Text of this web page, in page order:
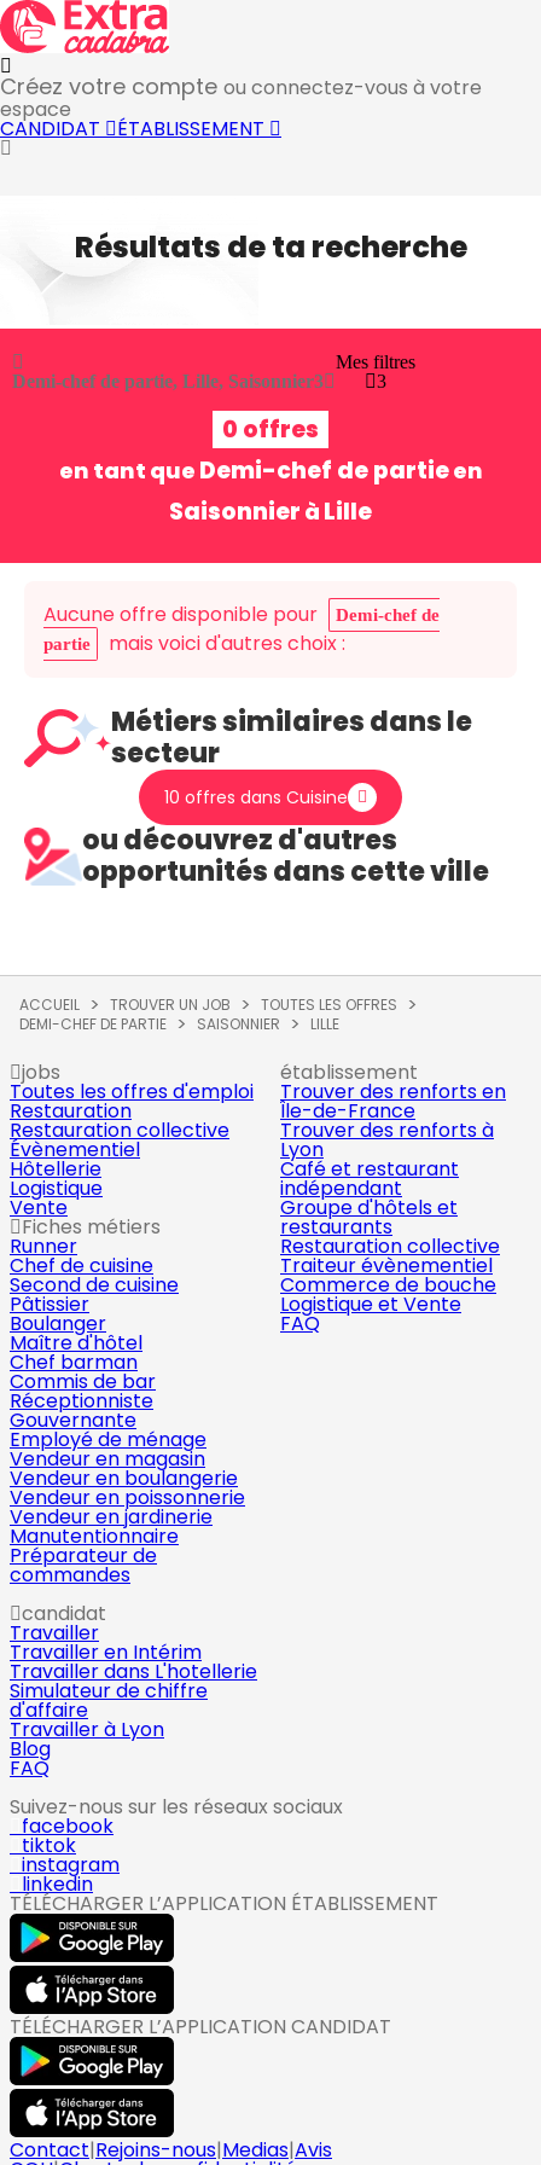
Créez votre compte ou connectez-vous à votre
espace
CANDIDAT ÉTABLISSEMENT
Résultats de ta recherche
Demi-chef de partie, Lille, Saisonnier3
Mes filtres
3
0 offres
en tant que Demi-chef de partieen
Saisonnier à Lille
Aucune offre disponible pour
Demi-chef de
partie
mais voici d'autres choix :
Métiers similaires dans le
secteur
10 offres dans Cuisine
ou découvrez d'autres
opportunités dans cette ville
ACCUEIL TROUVER UN JOB
TOUTES LES OFFRES
DEMI-CHEF DE PARTIE
SAISONNIER LILLE
jobs
Toutes les offres d'emploi
Restauration
Restauration collective
Évènementiel
Hôtellerie
Logistique
Vente
Fiches métiers
Runner
Chef de cuisine
Second de cuisine
Pâtissier
Boulanger
Maître d'hôtel
Chef barman
Commis de bar
Réceptionniste
Gouvernante
Employé de ménage
Vendeur en magasin
Vendeur en boulangerie
Vendeur en poissonnerie
Vendeur en jardinerie
Manutentionnaire
Préparateur de
commandes
établissement
Trouver des renforts en
Île-de-France
Trouver des renforts à
Lyon
Café et restaurant
indépendant
Groupe d'hôtels et
restaurants
Restauration collective
Traiteur évènementiel
Commerce de bouche
Logistique et Vente
FAQ
candidat
Travailler
Travailler en Intérim
Travailler dans L'hotellerie
Simulateur de chiffre
d'affaire
Travailler à Lyon
Blog
FAQ
Suivez-nous sur les réseaux sociaux
facebook
tiktok
instagram
linkedin
TÉLÉCHARGER L’APPLICATION ÉTABLISSEMENT
TÉLÉCHARGER L’APPLICATION CANDIDAT
Contact|Rejoins-nous|Medias|Avis